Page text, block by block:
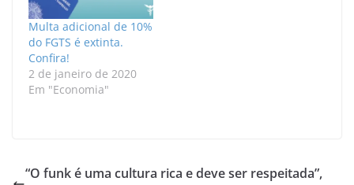
Multa adicional de 10%
do FGTS é extinta.
Confira!
2 de janeiro de 2020
Em "Economia"
“O funk é uma cultura rica e deve ser respeitada”,